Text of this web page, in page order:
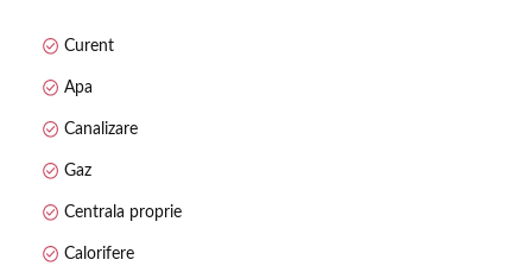
-Contorizare: apometre, contor caldura, contor gaz, contor
-Imobil: interfon, videointerfon, supraveghere video, lift
-Parcare:
-Sistem incalzire: centrala proprie, calorifere
Vecinatati (puncte de reper): PARC CAROL , PRIMARIA SECT 5
Curent
Apa
Canalizare
Gaz
Centrala proprie
Calorifere